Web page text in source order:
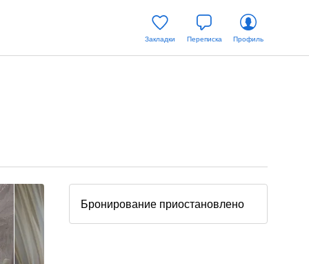
Закладки Переписка Профиль
Бронирование приостановлено